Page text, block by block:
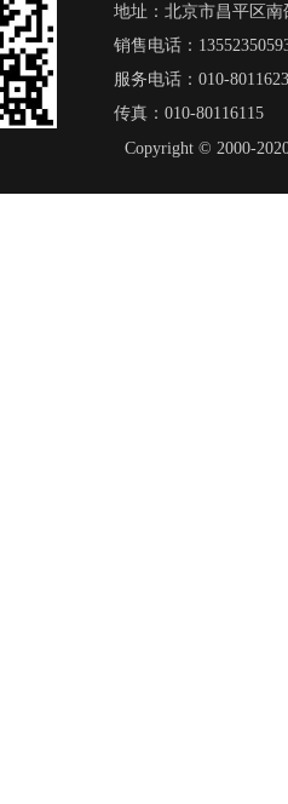
Copyright © 2000-
地址：北京市昌平区
销售电话：
服务电话：010-
传真：010-80116115